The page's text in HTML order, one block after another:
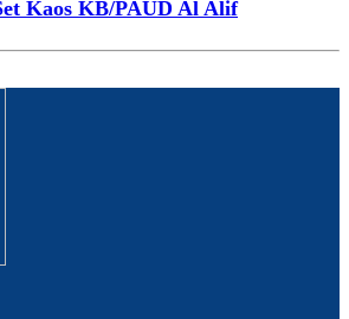
Kaos KB/PAUD Al Alif